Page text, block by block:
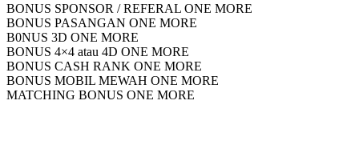
BONUS SPONSOR / REFERAL ONE MORE
BONUS PASANGAN ONE MORE
B0NUS 3D ONE MORE
BONUS 4×4 atau 4D ONE MORE
BONUS CASH RANK ONE MORE
BONUS MOBIL MEWAH ONE MORE
MATCHING BONUS ONE MORE